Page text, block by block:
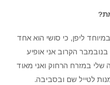
ליפן, כי סושי הוא אחד
הקרוב אני אופיע
שלי במזרח הרחוק ואני מאוד
לטייל שם ובסביבה.